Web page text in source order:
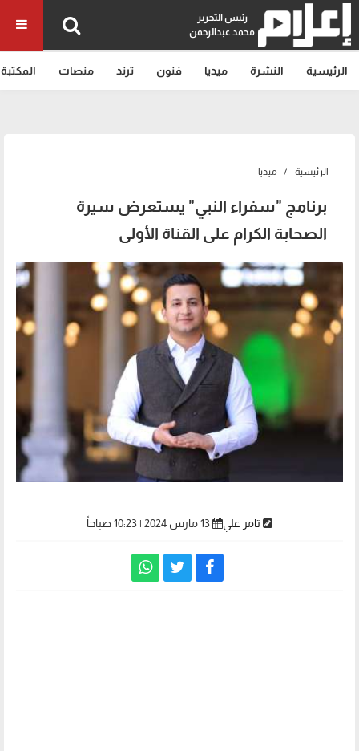
رئيس التحرير
محمد عبدالرحمن
الرئيسية النشرة ميديا فنون ترند منصات المكتبة
الرئيسية ميديا
برنامج "سفراء النبي" يستعرض سيرة
الصحابة الكرام على القناة الأولى
تامر علي